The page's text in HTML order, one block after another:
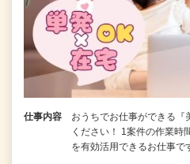
仕事内容
おうちでお仕事ができる『
ください！ 1案件の作業時
を有効活用できるお仕事